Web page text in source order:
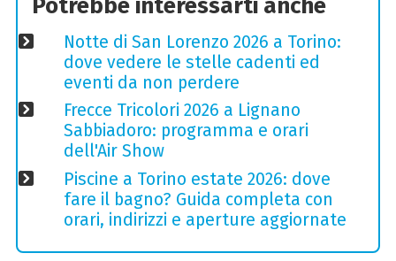
Potrebbe interessarti anche
Notte di San Lorenzo 2026 a Torino:
dove vedere le stelle cadenti ed
eventi da non perdere
Frecce Tricolori 2026 a Lignano
Sabbiadoro: programma e orari
dell'Air Show
Piscine a Torino estate 2026: dove
fare il bagno? Guida completa con
orari, indirizzi e aperture aggiornate